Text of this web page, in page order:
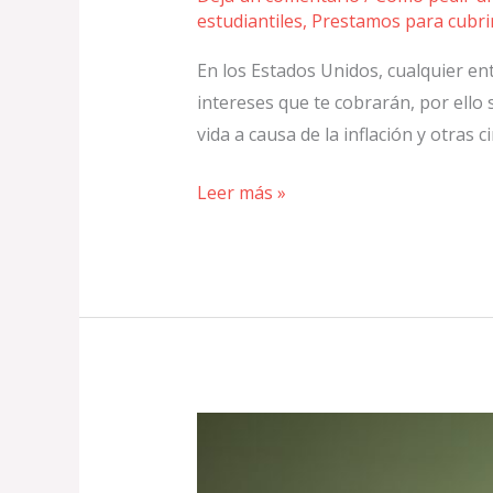
estudiantiles, Prestamos para
En los Estados Unidos, cualquier
intereses que te cobrarán, por ello
vida a causa de la inflación y otras
Leer más »